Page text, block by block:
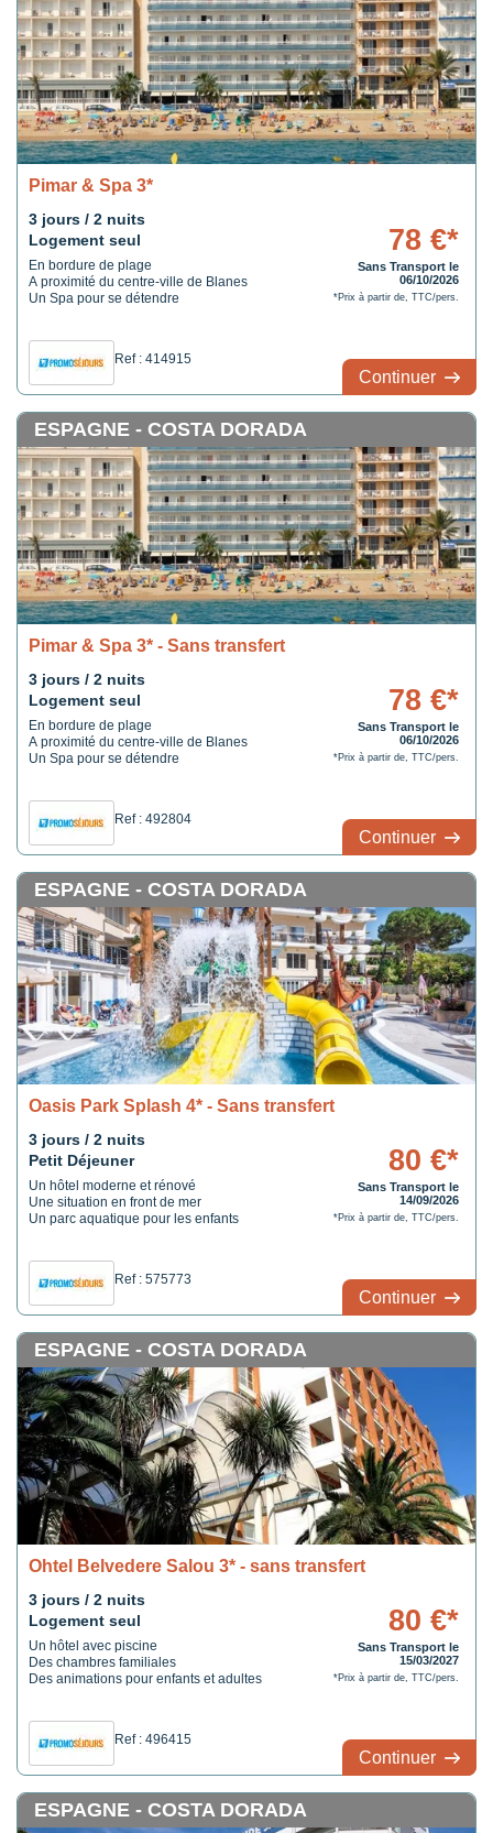
Pimar & Spa 3*
3 jours / 2 nuits
Logement seul
En bordure de plage
A proximité du centre-ville de Blanes
Un Spa pour se détendre
Ref : 414915
78 €*
Sans Transport le
06/10/2026
*Prix à partir de, TTC/pers.
Continuer
ESPAGNE - COSTA DORADA
Pimar & Spa 3* - Sans transfert
3 jours / 2 nuits
Logement seul
En bordure de plage
A proximité du centre-ville de Blanes
Un Spa pour se détendre
Ref : 492804
78 €*
Sans Transport le
06/10/2026
*Prix à partir de, TTC/pers.
Continuer
ESPAGNE - COSTA DORADA
Oasis Park Splash 4* - Sans transfert
3 jours / 2 nuits
Petit Déjeuner
Un hôtel moderne et rénové
Une situation en front de mer
Un parc aquatique pour les enfants
Ref : 575773
80 €*
Sans Transport le
14/09/2026
*Prix à partir de, TTC/pers.
Continuer
ESPAGNE - COSTA DORADA
Ohtel Belvedere Salou 3* - sans transfert
3 jours / 2 nuits
Logement seul
Un hôtel avec piscine
Des chambres familiales
Des animations pour enfants et adultes
Ref : 496415
80 €*
Sans Transport le
15/03/2027
*Prix à partir de, TTC/pers.
Continuer
ESPAGNE - COSTA DORADA